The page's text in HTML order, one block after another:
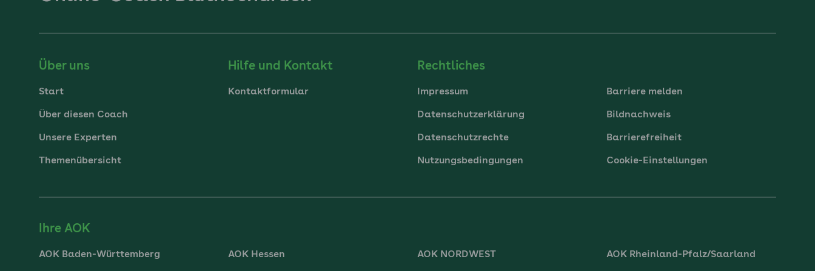
Über uns
Start
Über diesen Coach
Unsere Experten
Themenübersicht
Hilfe und Kontakt
Kontaktformular
Rechtliches
Impressum
Datenschutzerklärung
Datenschutzrechte
Nutzungsbedingungen
Barriere melden
Bildnachweis
Barrierefreiheit
Cookie-Einstellungen
Ihre AOK
AOK Baden-Württemberg AOK Hessen AOK NORDWEST AOK Rheinland-Pfalz/Saarland